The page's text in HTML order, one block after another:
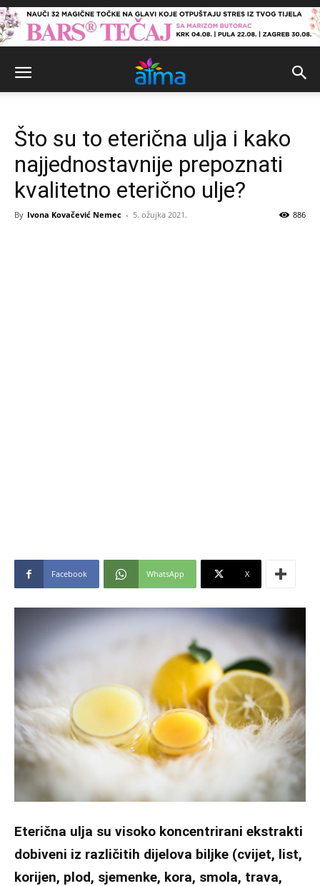
Što su to eterična ulja i kako
najjednostavnije prepoznati
kvalitetno eterično ulje?
By Ivona Kovačević Nemec - 5. ožujka 2021. 886
Facebook WhatsApp X
Eterična ulja su visoko koncentrirani ekstrakti
dobiveni iz različitih dijelova biljke (cvijet, list,
korijen, plod, sjemenke, kora, smola, trava,